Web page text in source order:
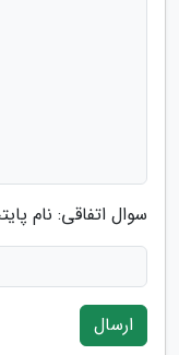
سوال اتفاقی: نام
ارسال